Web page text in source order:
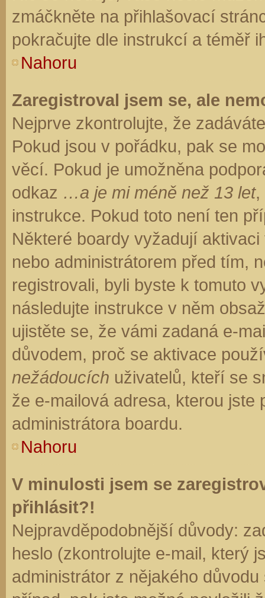
zmáčkněte na přihlašovací
pokračujte dle instrukcí a téměř
Nahoru
Zaregistroval jsem se, ale
Nejprve zkontrolujte, že
Pokud jsou v pořádku, pak se
věcí. Pokud je umožněna
odkaz …a je mi méně než 13 let,
instrukce. Pokud toto není ten
Některé boardy vyžadují
nebo administrátorem před tím,
registrovali, byli byste k tomuto
následujte instrukce v něm
ujistěte se, že vámi zadaná e-
důvodem, proč se aktivace
nežádoucích uživatelů, kteří se
že e-mailová adresa, kterou jste
administrátora boardu.
Nahoru
V minulosti jsem se
přihlásit?!
Nejpravděpodobnější důvody:
heslo (zkontrolujte e-mail, který
administrátor z nějakého